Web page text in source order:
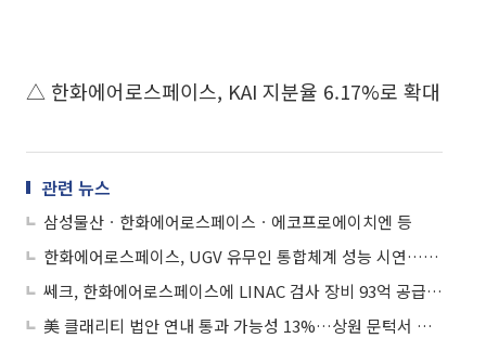
△ 한화에어로스페이스, KAI 지분율 6.17%로 확대
관련 뉴스
삼성물산ㆍ한화에어로스페이스ㆍ에코프로에이치엔 등
한화에어로스페이스, UGV 유무인 통합체계 성능 시연…루마니아 수요 공략
쎄크, 한화에어로스페이스에 LINAC 검사 장비 93억 공급 계약…방산 수주 본격화
美 클래리티 법안 연내 통과 가능성 13%…상원 문턱서 제동